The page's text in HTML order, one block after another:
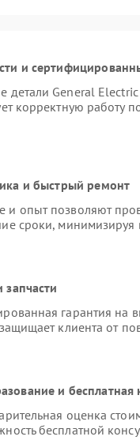
и
детали General
корректную работу
и быстрый ремонт
опыт позволяют
сроки, минимизируя
запчасти
гарантия
клиента от
и бесплатная
оценка
бесплатной